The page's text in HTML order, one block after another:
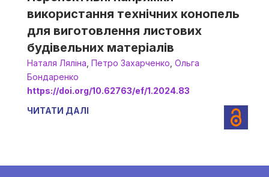
використання технічних конопель
для виготовлення листових
будівельних матеріалів
Наталя Ляліна Петро Захарченко Ольга
Бондаренко
https://doi.org/10.62763/ef/1.2024.83
ЧИТАТИ ДАЛІ